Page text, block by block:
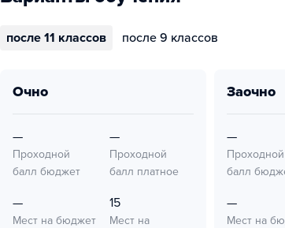
после 11 классов после 9 классов
очно
—
Проходной
балл бюджет
—
Проходной
балл платное
—
Мест на бюджет
15
Мест на
заочно
—
Проходной
балл
—
Мест на